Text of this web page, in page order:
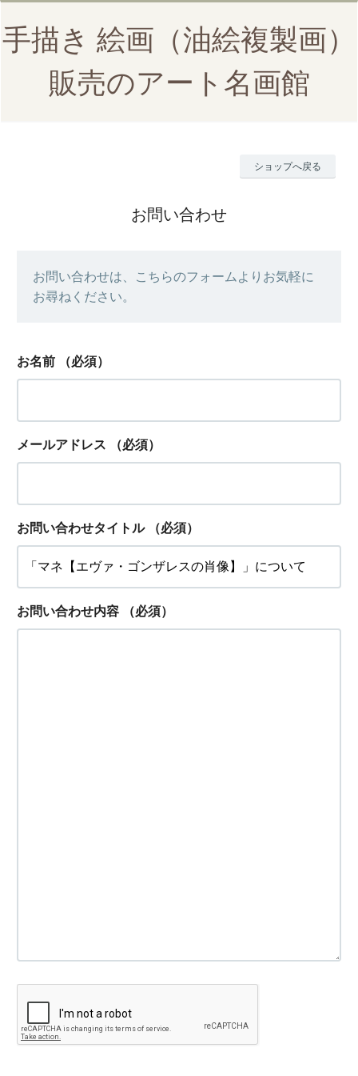
手描き 絵画（油絵複製画）
販売のアート名画館
ショップへ戻る
お問い合わせ
お問い合わせは、こちらのフォームよりお気軽に
お尋ねください。
お名前 （必須）
メールアドレス （必須）
お問い合わせタイトル （必須）
お問い合わせ内容 （必須）